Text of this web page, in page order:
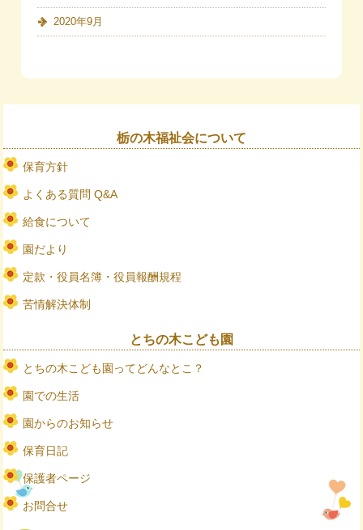
2020年9月
栃の木福祉会について
保育方針
よくある質問 Q&A
給食について
園だより
定款・役員名簿・役員報酬規程
苦情解決体制
とちの木こども園
とちの木こども園ってどんなとこ？
園での生活
園からのお知らせ
保育日記
保護者ページ
お問合せ